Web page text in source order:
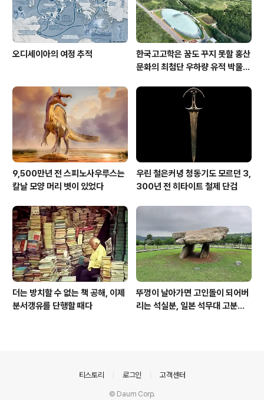
오디세이아의 여정 추적
한국고고학은 꿈도 꾸지 못할 홍산
문화의 최첨단 우하량 유적 박물관
9,500만년 전 스피노사우루스는
칼날 모양 머리 볏이 있었다
우린 철은커녕 청동기도 모르던 3,
300년 전 히타이트 철제 단검
더는 방치할 수 없는 책 공해, 이제
분서갱유를 단행할 때다
뚜껑이 날아가면 고인돌이 되어버
리는 석실분, 일본 석무대 고분의
티스토리 로그인 고객센터
© Daum Corp.